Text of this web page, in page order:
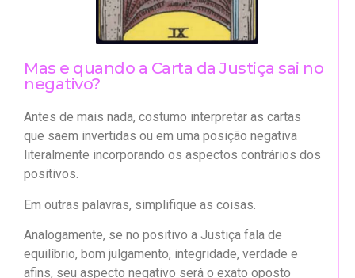
Mas e quando a Carta da Justiça sai no
negativo?
Antes de mais nada, costumo interpretar as cartas
que saem invertidas ou em uma posição negativa
literalmente incorporando os aspectos contrários dos
positivos.
Em outras palavras, simplifique as coisas.
Analogamente, se no positivo a Justiça fala de
equilíbrio, bom julgamento, integridade, verdade e
afins, seu aspecto negativo será o exato oposto